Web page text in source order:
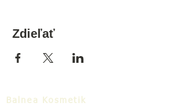
Zdieľať
Balnea Kosmetik